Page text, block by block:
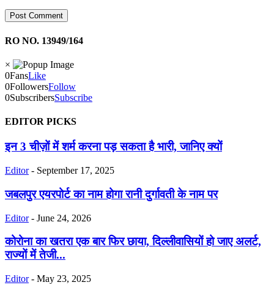
RO NO. 13949/164
×
0FansLike
0FollowersFollow
0SubscribersSubscribe
EDITOR PICKS
इन 3 चीज़ों में शर्म करना पड़ सकता है भारी, जानिए क्यों
Editor - September 17, 2025
जबलपुर एयरपोर्ट का नाम होगा रानी दुर्गावती के नाम पर
Editor - June 24, 2026
कोरोना का खतरा एक बार फिर छाया, दिल्लीवासियों हो जाए अलर्ट,
राज्यों में तेजी...
Editor - May 23, 2025